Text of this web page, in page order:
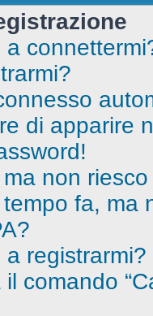
di apparire
non
fa, ma
registrarmi?
comando